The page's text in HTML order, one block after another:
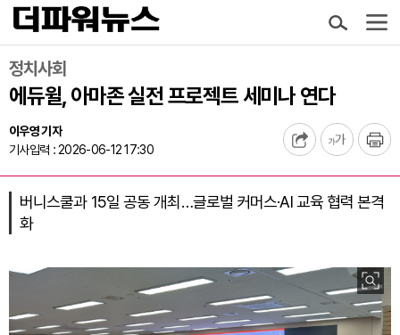
정치사회
에듀윌, 아마존 실전 프로젝트 세미나 연다
이우영 기자
기사입력 : 2026-06-12 17:30
버니스쿨과 15일 공동 개최…글로벌 커머스·AI 교육 협력 본격
화